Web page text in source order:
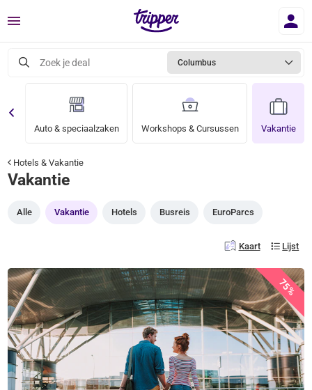
Menu
Zoek je deal Columbus
Auto & speciaalzaken Workshops & Cursussen Vakantie
Hotels & Vakantie
Vakantie
Alle Vakantie Hotels Busreis EuroParcs
Kaart Lijst
75%